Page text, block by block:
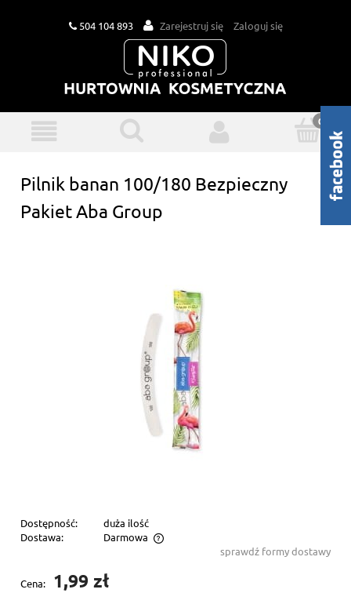
504 104 893 Zarejestruj się Zaloguj się
Pilnik banan 100/180 Bezpieczny
Pakiet Aba Group
Dostępność:
duża ilość
Dostawa:
Darmowa
Cena nie zawiera ewentualnych kosztów płatnościsprawdź formy dostawy
Cena: 1,99 zł